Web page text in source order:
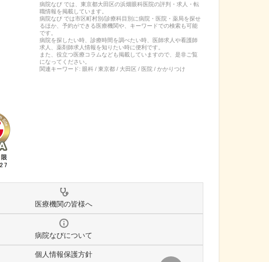
病院なび では、 東京都大田区の浜畑眼科医院の評判・求人・転
職情報を掲載しています。
病院なび では市区町村別/診療科目別に病院・医院・薬局を探せ
るほか、予約ができる医療機関や、キーワードでの検索も可能
です。
病院を探したい時、診療時間を調べたい時、医師求人や看護師
求人、薬剤師求人情報を知りたい時に便利です。
また、役立つ医療コラムなども掲載していますので、是非ご覧
になってください。
関連キーワード: 眼科 / 東京都 / 大田区 / 医院 / かかりつけ
医療機関の皆様へ
病院なびについて
個人情報保護方針